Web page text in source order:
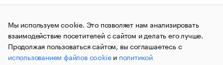
Правовая информация
О соблюдении авторских прав
© АО «РОСБИЗНЕСКОНСАЛТИНГ»,1995–2026.Сообщения
и материалы информационного агентства «РБК»
(зарегистрировано Федеральной службой по надзору в сфере
связи, информационных технологий и массовых
коммуникаций (Роскомнадзор) 09.12.2015 за номером ИА
Мы используем cookie. Это позволяет нам анализировать
взаимодействие посетителей с сайтом и делать его лучше.
Продолжая пользоваться сайтом, вы соглашаетесь с
использованием файлов cookieи политикой